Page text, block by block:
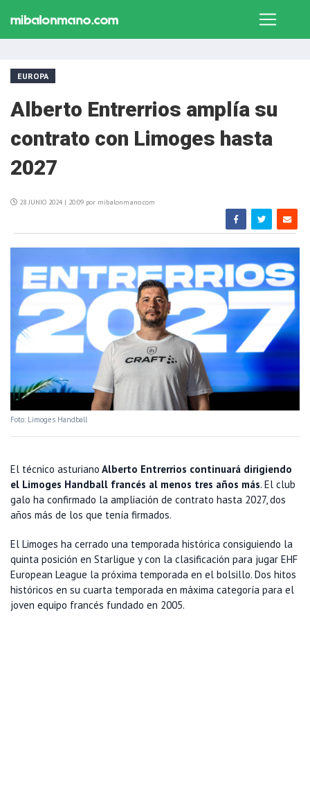
EUROPA
Alberto Entrerrios amplía su
contrato con Limoges hasta
2027
28 JUNIO 2024 | 20:09 por mibalonmano.com
Foto: Limoges Handball
El técnico asturiano Alberto Entrerrios continuará dirigiendo
el Limoges Handball francés al menos tres años más. El club
galo ha confirmado la ampliación de contrato hasta 2027, dos
años más de los que tenía firmados.
El Limoges ha cerrado una temporada histórica consiguiendo la
quinta posición en Starligue y con la clasificación para jugar EHF
European League la próxima temporada en el bolsillo. Dos hitos
históricos en su cuarta temporada en máxima categoría para el
joven equipo francés fundado en 2005.